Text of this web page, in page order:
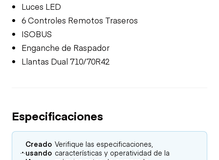
Luces LED
6 Controles Remotos Traseros
ISOBUS
Enganche de Raspador
Llantas Dual 710/70R42
Especificaciones
Creado
usando
Verifique las especificaciones,
características y operatividad de la